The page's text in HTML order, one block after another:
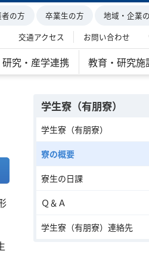
研究・産学連携 教育・研究施
の方 卒業生の方
地域・企業
交通アクセス
お問い合わせ
学生寮（有朋寮）
学生寮（有朋寮）
寮の概要
寮生の日課
Ｑ＆Ａ
学生寮（有朋寮）連絡先